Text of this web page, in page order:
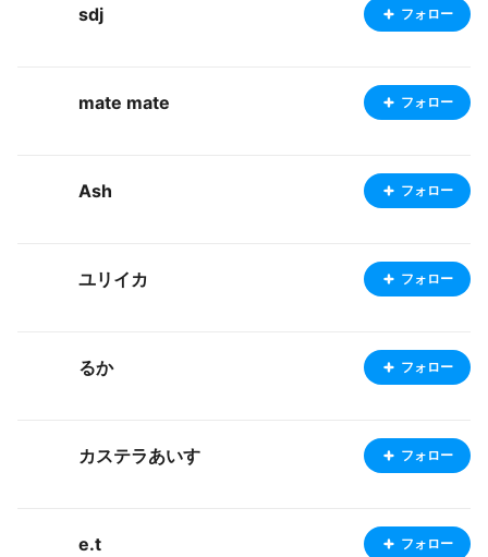
sdj フォロー
mate mate フォロー
Ash フォロー
ユリイカ フォロー
るか フォロー
カステラあいす フォロー
e.t フォロー